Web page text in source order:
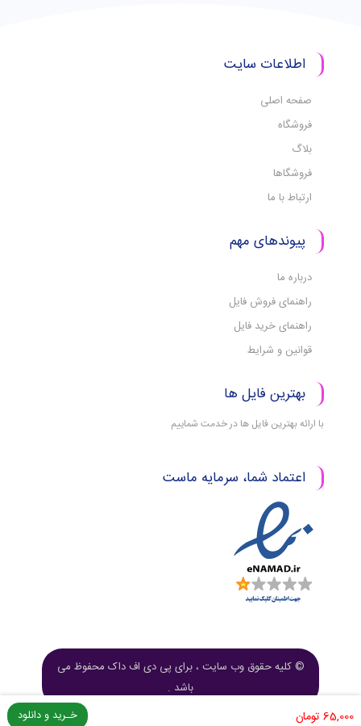
65,000 تومان خـرید و دانلود
اطلاعات سایت
صفحه اصلی
فروشگاه
بلاگ
فروشگاها
ارتباط با ما
پیوندهای مهم
درباره ما
راهنمای فروش فایل
راهنمای خرید فایل
قوانین و شرایط
بهترین فایل ها
با ارائه بهترین فایل ها در خدمت شماییم
اعتماد شما، سرمایه ماست
© کلیه حقوق وب سایت ، برای پی دی اف داک محفوظ می
باشد .